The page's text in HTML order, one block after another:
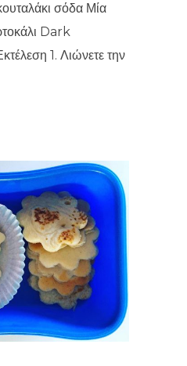
σόδα Μία
Dark
1. Λιώνετε την